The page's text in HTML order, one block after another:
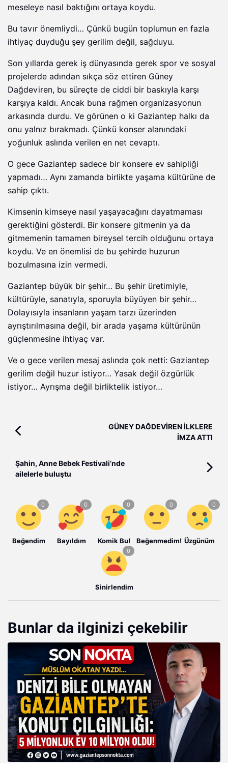
meseleye nasıl baktığını ortaya koydu.
Bu tavır önemliydi… Çünkü bugün toplumun en fazla
ihtiyaç duyduğu şey gerilim değil, sağduyu.
Son yıllarda gerek iş dünyasında gerek spor ve sosyal
projelerde adından sıkça söz ettiren Güney
Dağdeviren, bu süreçte de ciddi bir baskıyla karşı
karşıya kaldı. Ancak buna rağmen organizasyonun
arkasında durdu. Ve görünen o ki Gaziantep halkı da
onu yalnız bırakmadı. Çünkü konser alanındaki
yoğunluk aslında verilen en net cevaptı.
O gece Gaziantep sadece bir konsere ev sahipliği
yapmadı… Aynı zamanda birlikte yaşama kültürüne de
sahip çıktı.
Kimsenin kimseye nasıl yaşayacağını dayatmaması
gerektiğini gösterdi. Bir konsere gitmenin ya da
gitmemenin tamamen bireysel tercih olduğunu ortaya
koydu. Ve en önemlisi de bu şehirde huzurun
bozulmasına izin vermedi.
Gaziantep büyük bir şehir… Bu şehir üretimiyle,
kültürüyle, sanatıyla, sporuyla büyüyen bir şehir…
Dolayısıyla insanların yaşam tarzı üzerinden
ayrıştırılmasına değil, bir arada yaşama kültürünün
güçlenmesine ihtiyaç var.
Ve o gece verilen mesaj aslında çok netti: Gaziantep
gerilim değil huzur istiyor… Yasak değil özgürlük
istiyor… Ayrışma değil birliktelik istiyor…
GÜNEY DAĞDEVİREN İLKLERE
İMZA ATTI
Şahin, Anne Bebek Festivali’nde
ailelerle buluştu
Beğendim Bayıldım Komik Bu! Beğenmedim! Üzgünüm
Sinirlendim
Bunlar da ilginizi çekebilir